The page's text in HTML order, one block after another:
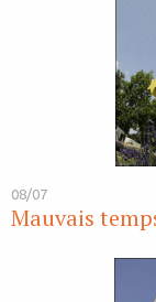
08/07
Mauvais